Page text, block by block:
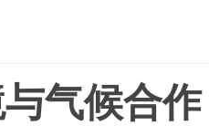
与气候合